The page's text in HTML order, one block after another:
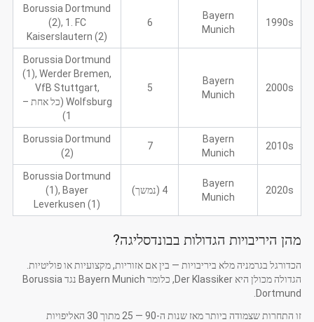
1990s
Bayern
Munich
6
Borussia Dortmund
(2), 1. FC
Kaiserslautern (2)
2000s
Bayern
Munich
5
Borussia Dortmund
(1), Werder Bremen,
VfB Stuttgart,
Wolfsburg (כל אחת –
1)
2010s
Bayern
Munich
7
Borussia Dortmund
(2)
2020s
Bayern
Munich
4 (נמשך)
Borussia Dortmund
(1), Bayer
Leverkusen (1)
מהן היריבויות הגדולות בבונדסליגה?
הכדורגל בגרמניה מלא ביריבויות — בין אם אזוריות, מקצועיות או פוליטיות.
הגדולה מכולן היא Der Klassiker, כלומר Bayern Munich נגד Borussia
Dortmund.
זו התחרות שצמודה ביותר מאז שנות ה-90 — 25 מתוך 30 האליפויות